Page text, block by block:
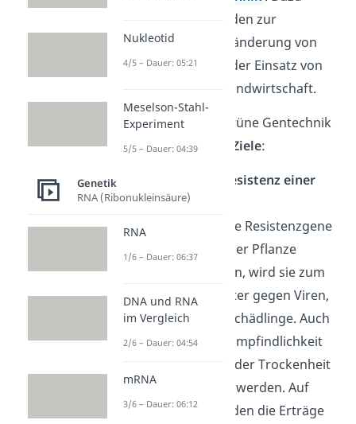
gehören alle Methoden zur
gentechnischen Veränderung von
Pflanzen, vor allem der Einsatz von
Gentechnik in der Landwirtschaft.
Dabei verfolgt die grüne Gentechnik
zweigrundlegende Ziele:
Erhöhung der Resistenz einer
Pflanze
Indem bestimmte Resistenzgene
in das Erbgut einer Pflanze
eingefügt werden, wird sie zum
Beispiel resistenter gegen Viren,
Bakterien oder Schädlinge. Auch
eine niedrigere Empfindlichkeit
für Hitze, Kälte oder Trockenheit
kann so erreicht werden. Auf
diese Weise werden die Erträge
Nukleotid
4/5 – Dauer: 05:21
Meselson-Stahl-
Experiment
5/5 – Dauer: 04:39
Genetik
RNA (Ribonukleinsäure)
RNA
1/6 – Dauer: 06:37
DNA und RNA
im Vergleich
2/6 – Dauer: 04:54
mRNA
3/6 – Dauer: 06:12